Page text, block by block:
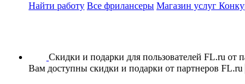
Найти работу Все фрилансеры Магазин услуг
Скидки и подарки для пользователей FL.ru от
Вам доступны скидки и подарки от партнеров FL.ru